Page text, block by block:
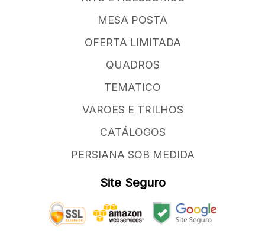
MESA POSTA
OFERTA LIMITADA
QUADROS
TEMATICO
VAROES E TRILHOS
CATÁLOGOS
PERSIANA SOB MEDIDA
Site Seguro